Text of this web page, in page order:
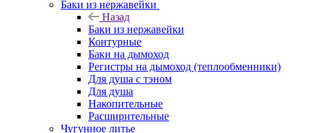
Баки из нержавейки
Назад
Баки из нержавейки
Контурные
Баки на дымоход
Регистры на дымоход (теплообменники)
Для душа с тэном
Для душа
Накопительные
Расширительные
Чугунное литье